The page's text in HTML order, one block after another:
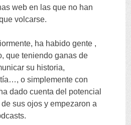
web en las que no han
volcarse.
, ha habido gente ,
,que teniendo ganas de
su historia,
…,o simplemente con
dado cuenta del potencial
sus ojos y empezaron a
.